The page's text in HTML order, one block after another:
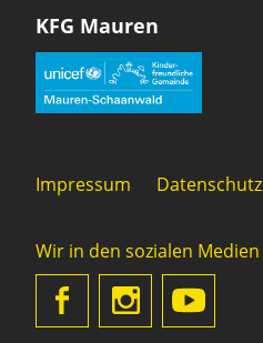
KFG Mauren
Impressum Datenschutz
Wir in den sozialen Medien